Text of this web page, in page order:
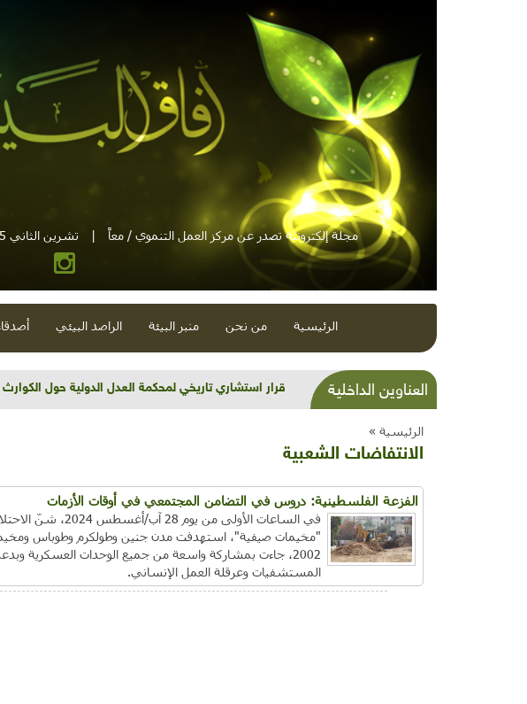
مجلة إلكترونية تصدر عن مركز العمل التنموي / معاً | تشرين الثاني 2025 - العدد 180 (2025-11-01)
الرئيسية من نحن منبر البيئة الراصد البيئي
العناوين الداخلية شذرات بيئية وتنموية...بنية تحتية وحلويات قبيحة
الرئيسية »
الانتفاضات الشعبية
الفزعة الفلسطينية: دروس في التضامن المجتمعي في أوقات الأزمات
في الساعات الأولى
"مخيمات صيفية"، استهدفت مدن جنين وطولكرم وطوباس
2002، جاءت بمشاركة واسعة من جميع الوحدات العسكرية
المستشفيات وعرقلة العمل الإنساني.